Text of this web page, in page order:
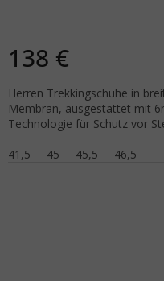
138 €
Herren Trekkingschuhe in
Membran, ausgestattet mit
Technologie für Schutz vor
41,5
45 45,5 46,5